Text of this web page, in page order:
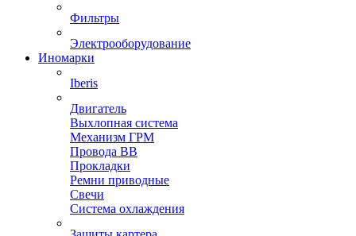
Фильтры
Электрооборудование
Иномарки
Iberis
Двигатель
Выхлопная система
Механизм ГРМ
Провода ВВ
Прокладки
Ремни приводные
Свечи
Система охлаждения